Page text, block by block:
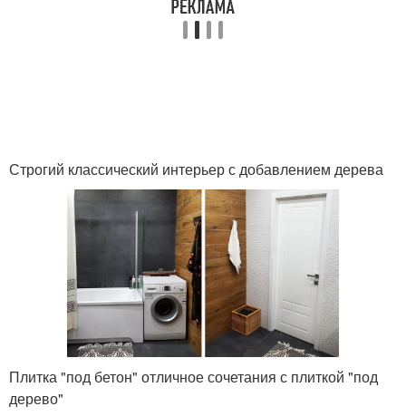
Строгий классический интерьер с добавлением дерева
Плитка "под бетон" отличное сочетания с плиткой "под
дерево"